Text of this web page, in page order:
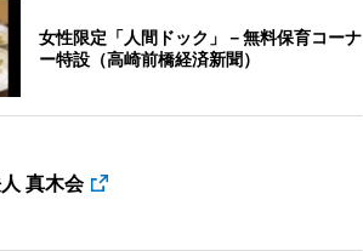
女性限定「人間ドック」－無料保育コーナ
ー特設（高崎前橋経済新聞）
真木会